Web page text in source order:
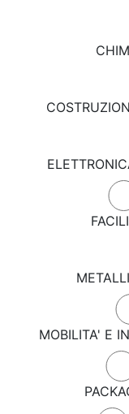
MOBILITA' E